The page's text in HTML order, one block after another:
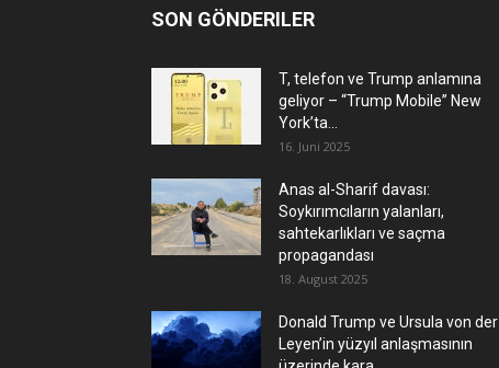
SON GÖNDERILER
T, telefon ve Trump anlamına
geliyor – “Trump Mobile” New
York’ta...
16. Juni 2025
Anas al-Sharif davası:
Soykırımcıların yalanları,
sahtekarlıkları ve saçma
propagandası
18. August 2025
Donald Trump ve Ursula von der
Leyen’in yüzyıl anlaşmasının